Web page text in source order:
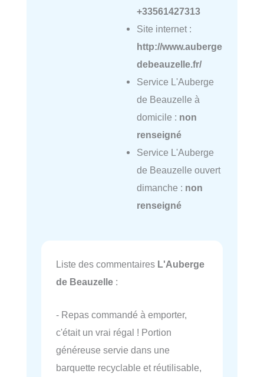
+33561427313
Site internet :
http://www.auberge
debeauzelle.fr/
Service L'Auberge
de Beauzelle à
domicile : non
renseigné
Service L'Auberge
de Beauzelle ouvert
dimanche : non
renseigné
Liste des commentaires L'Auberge
de Beauzelle :
- Repas commandé à emporter,
c'était un vrai régal ! Portion
généreuse servie dans une
barquette recyclable et réutilisable,